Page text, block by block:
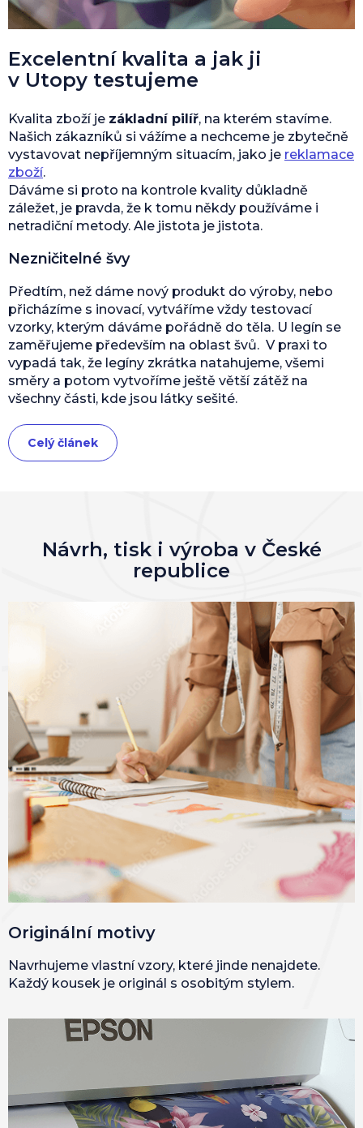
Excelentní kvalita a jak ji
v Utopy testujeme
Kvalita zboží je základní pilíř, na kterém stavíme.
Našich zákazníků si vážíme a nechceme je zbytečně
vystavovat nepříjemným situacím, jako je reklamace
zboží.
Dáváme si proto na kontrole kvality důkladně
záležet, je pravda, že k tomu někdy používáme i
netradiční metody. Ale jistota je jistota.
Nezničitelné švy
Předtím, než dáme nový produkt do výroby, nebo
přicházíme s inovací, vytváříme vždy testovací
vzorky, kterým dáváme pořádně do těla. U legín se
zaměřujeme především na oblast švů. V praxi to
vypadá tak, že legíny zkrátka natahujeme, všemi
směry a potom vytvoříme ještě větší zátěž na
všechny části, kde jsou látky sešité.
Celý článek
Návrh, tisk i výroba v České
republice
Originální motivy
Navrhujeme vlastní vzory, které jinde nenajdete.
Každý kousek je originál s osobitým stylem.